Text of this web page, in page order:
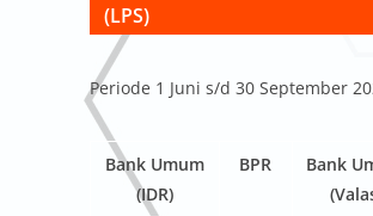
(LPS)
Periode 1 Juni s/d 30 September
Bank Umum
(IDR)
BPR
Bank